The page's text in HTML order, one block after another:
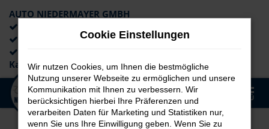
Zum
Hauptinhalt
springen
AUTO NIEDERMAYER GMBH
Lieferung an die Haustür
Kaufabwicklung
MENÜ
Cookie Einstellungen
Wir nutzen Cookies, um Ihnen die bestmögliche
Nutzung unserer Webseite zu ermöglichen und unsere
Kommunikation mit Ihnen zu verbessern. Wir
berücksichtigen hierbei Ihre Präferenzen und
verarbeiten Daten für Marketing und Statistiken nur,
wenn Sie uns Ihre Einwilligung geben. Wenn Sie zu